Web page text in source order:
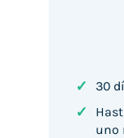
✓ 30
✓
uno